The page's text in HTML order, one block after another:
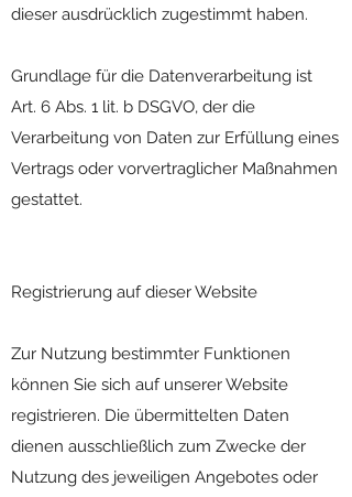
dieser ausdrücklich zugestimmt haben.
Grundlage für die Datenverarbeitung ist
Art. 6 Abs. 1 lit. b DSGVO, der die
Verarbeitung von Daten zur Erfüllung eines
Vertrags oder vorvertraglicher Maßnahmen
gestattet.
Registrierung auf dieser Website
Zur Nutzung bestimmter Funktionen
können Sie sich auf unserer Website
registrieren. Die übermittelten Daten
dienen ausschließlich zum Zwecke der
Nutzung des jeweiligen Angebotes oder